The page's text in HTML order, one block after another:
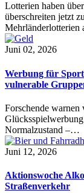
Lotterien haben
überschreiten jetzt
Juni 02, 2026
Werbung für
vulnerable
Forschende
Normalzustand –…
Juni 12, 2026
Aktionswoche
Straßenverkehr